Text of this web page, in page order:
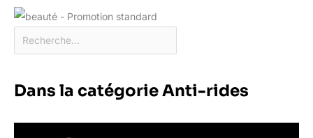
Dans la catégorie Anti-rides